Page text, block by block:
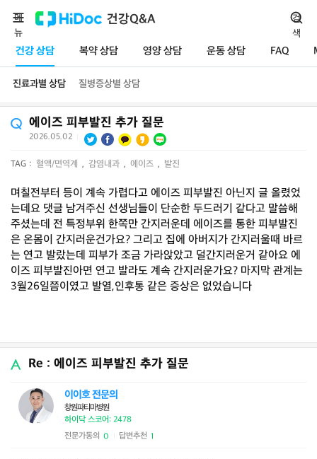
건강Q&A
건강 상담 복약 상담 영양 상담 운동 상담 FAQ
메
뉴
검
색
진료과별 상담 질병증상별 상담
에이즈 피부발진 추가 질문
2026.05.02
TAG : 혈액/면역계 , 감염내과 , 에이즈 , 발진
며칠전부터 등이 계속 가렵다고 에이즈 피부발진 아닌지 글 올렸었
는데요 댓글 남겨주신 선생님들이 단순한 두드러기 같다고 말씀해
주셨는데 전 특정부위 한쪽만 간지러운데 에이즈를 통한 피부발진
은 온몸이 간지러운건가요? 그리고 집에 아버지가 간지러울때 바르
는 연고 발랐는데 피부가 조금 가라앉았고 덜간지러운거 같아요 에
이즈 피부발진아면 연고 발라도 계속 간지러운가요? 마지막 관계는
3월26일쯤이였고 발열,인후통 같은 증상은 없었습니다
Re : 에이즈 피부발진 추가 질문
이이호 전문의
창원파티마병원
하이닥 스코어: 2478
전문가동의 0 답변추천 1